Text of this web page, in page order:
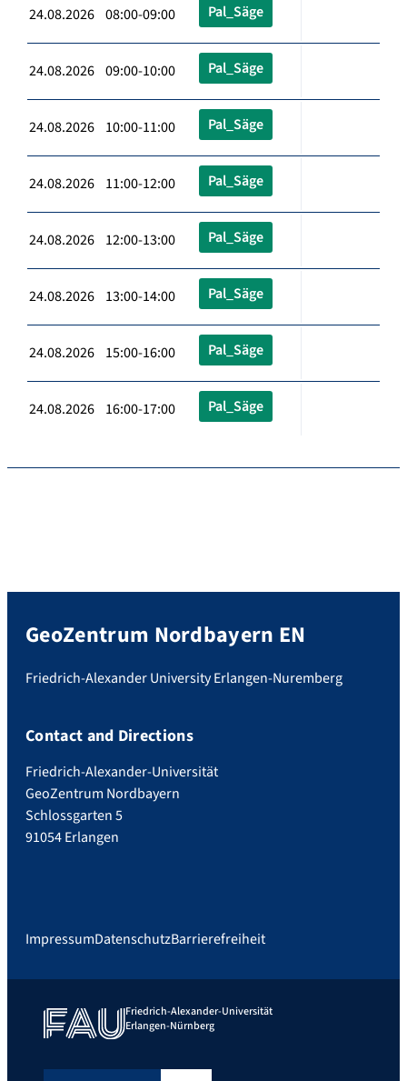
24.08.2026 08:00-09:00 Pal_Säge
24.08.2026 09:00-10:00 Pal_Säge
24.08.2026 10:00-11:00 Pal_Säge
24.08.2026 11:00-12:00 Pal_Säge
24.08.2026 12:00-13:00 Pal_Säge
24.08.2026 13:00-14:00 Pal_Säge
24.08.2026 15:00-16:00 Pal_Säge
24.08.2026 16:00-17:00 Pal_Säge
GeoZentrum Nordbayern EN
Friedrich-Alexander University Erlangen-Nuremberg
Contact and Directions
Friedrich-Alexander-Universität
GeoZentrum Nordbayern
Schlossgarten 5
91054 Erlangen
ImpressumDatenschutzBarrierefreiheit
Friedrich-Alexander-Universität
Erlangen-Nürnberg